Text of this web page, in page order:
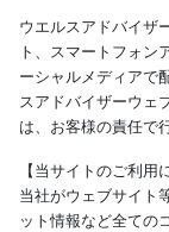
ウエルスアドバイザ
ト、スマートフォン
ーシャルメディアで
スアドバイザーウェ
は、お客様の責任で
【当サイトのご利用
当社がウェブサイト
ット情報など全ての